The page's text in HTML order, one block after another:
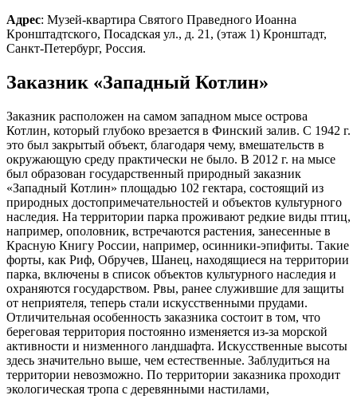
Адрес: Музей-квартира Святого Праведного Иоанна
Кронштадтского, Посадская ул., д. 21, (этаж 1) Кронштадт,
Санкт-Петербург, Россия.
Заказник «Западный Котлин»
Заказник расположен на самом западном мысе острова
Котлин, который глубоко врезается в Финский залив. С 1942 г.
это был закрытый объект, благодаря чему, вмешательств в
окружающую среду практически не было. В 2012 г. на мысе
был образован государственный природный заказник
«Западный Котлин» площадью 102 гектара, состоящий из
природных достопримечательностей и объектов культурного
наследия. На территории парка проживают редкие виды птиц,
например, ополовник, встречаются растения, занесенные в
Красную Книгу России, например, осинники-эпифиты. Такие
форты, как Риф, Обручев, Шанец, находящиеся на территории
парка, включены в список объектов культурного наследия и
охраняются государством. Рвы, ранее служившие для защиты
от неприятеля, теперь стали искусственными прудами.
Отличительная особенность заказника состоит в том, что
береговая территория постоянно изменяется из-за морской
активности и низменного ландшафта. Искусственные высоты
здесь значительно выше, чем естественные. Заблудиться на
территории невозможно. По территории заказника проходит
экологическая тропа с деревянными настилами,